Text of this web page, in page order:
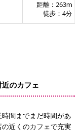
距離：263m
徒歩：4分
のカフェ
間までまだ時間があ
近くのカフェで充実